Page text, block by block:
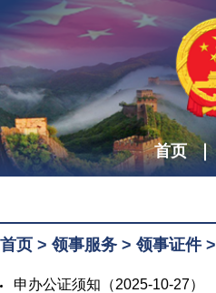
首页
首页 > 领事服务 > 领事证件>
​申办公证须知（2025-10-27）